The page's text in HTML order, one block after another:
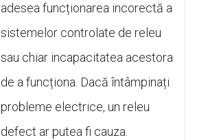
adesea funcționarea incorectă a
sistemelor controlate de releu
sau chiar incapacitatea acestora
de a funcționa. Dacă întâmpinați
probleme electrice, un releu
defect ar putea fi cauza.